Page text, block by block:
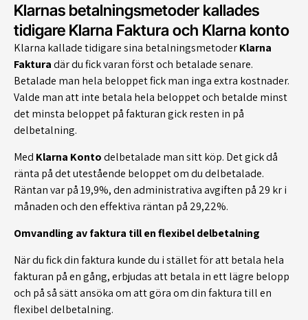
Klarnas betalningsmetoder kallades
tidigare Klarna Faktura och Klarna konto
Klarna kallade tidigare sina betalningsmetoderKlarna
Fakturadär du fick varan först och betalade senare.
Betalade man hela beloppet fick man inga extra kostnader.
Valde man att inte betala hela beloppet och betalde minst
det minsta beloppet på fakturan gick resten in på
delbetalning.
Med Klarna Kontodelbetalade man sitt köp. Det gick då
ränta på det utestående beloppet om du delbetalade.
Räntan var på 19,9%, den administrativa avgiften på 29 kr i
månaden och den effektiva räntan på 29,22%.
Omvandling av faktura till en flexibel delbetalning
När du fick din faktura kunde du i stället för att betala hela
fakturan på en gång, erbjudas att betala in ett lägre belopp
och på så sätt ansöka om att göra om din faktura till en
flexibel delbetalning.